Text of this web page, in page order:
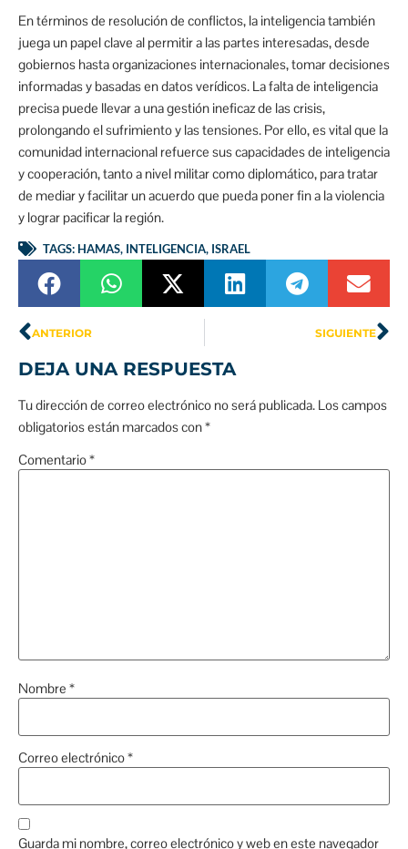
En términos de resolución de conflictos, la inteligencia también
juega un papel clave al permitir a las partes interesadas, desde
gobiernos hasta organizaciones internacionales, tomar decisiones
informadas y basadas en datos verídicos. La falta de inteligencia
precisa puede llevar a una gestión ineficaz de las crisis,
prolongando el sufrimiento y las tensiones. Por ello, es vital que la
comunidad internacional refuerce sus capacidades de inteligencia
y cooperación, tanto a nivel militar como diplomático, para tratar
de mediar y facilitar un acuerdo que pueda poner fin a la violencia
y lograr pacificar la región.
TAGS: HAMAS, INTELIGENCIA, ISRAEL
ANTERIOR SIGUIENTE
DEJA UNA RESPUESTA
Tu dirección de correo electrónico no será publicada. Los campos
obligatorios están marcados con*
Comentario*
Nombre *
Correo electrónico*
Guarda mi nombre, correo electrónico y web en este navegador